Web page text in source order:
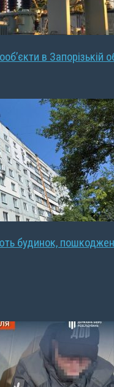
в Запорізькій
будинок,